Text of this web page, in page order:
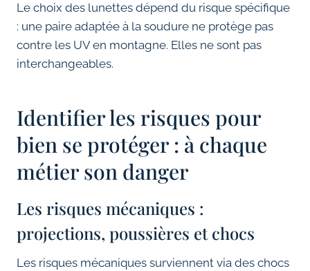
Le choix des lunettes dépend du risque spécifique
: une paire adaptée à la soudure ne protège pas
contre les UV en montagne. Elles ne sont pas
interchangeables.
Identifier les risques pour
bien se protéger : à chaque
métier son danger
Les risques mécaniques :
projections, poussières et chocs
Les risques mécaniques surviennent via des chocs